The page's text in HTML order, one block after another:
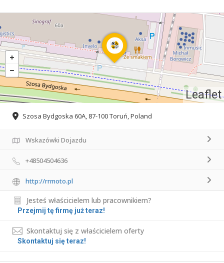
Leaflet
Szosa Bydgoska 60A, 87-100 Toruń, Poland
Wskazówki Dojazdu
+48504504636
http://rrmoto.pl
Jesteś właścicielem lub pracownikiem?
Przejmij tę firmę już teraz!
Skontaktuj się z właścicielem oferty
Skontaktuj się teraz!